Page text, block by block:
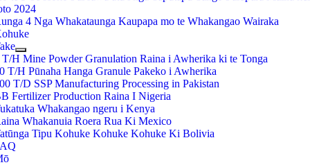
2024
4 Nga Whakataunga Kaupapa mo te Whakangao Wairaka
T/H Mine Powder Granulation Raina i Awherika ki te Tonga
T/H Pūnaha Hanga Granule Pakeko i Awherika
T/D SSP Manufacturing Processing in Pakistan
Fertilizer Production Raina I Nigeria
Whakangao ngeru i Kenya
Whakanuia Roera Rua Ki Mexico
Tipu Kohuke Kohuke Kohuke Ki Bolivia